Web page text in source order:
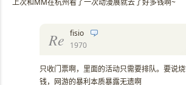
上次和MM在杭州看了一次动漫展就去了好多钱啊~
Re fisio
1970
只收门票啊，里面的活动只需要排队。要说
钱，网游的暴利本质暴露无遗啊